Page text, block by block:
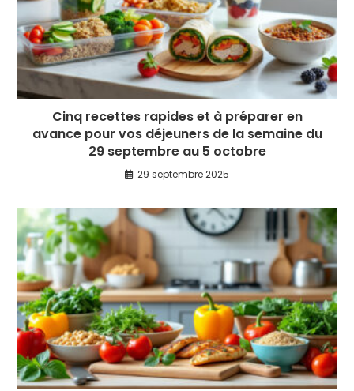
Cinq recettes rapides et à préparer en
avance pour vos déjeuners de la semaine du
29 septembre au 5 octobre
29 septembre 2025